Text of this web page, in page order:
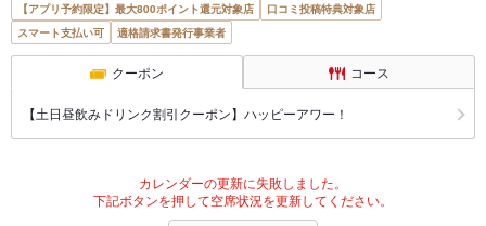
【アプリ予約限定】最大800ポイント還元対象店
口コミ投稿特典対象店
スマート支払い可
適格請求書発行事業者
クーポン コース
【土日昼飲みドリンク割引クーポン】ハッピーアワー！
カレンダーの更新に失敗しました。
下記ボタンを押して空席状況を更新してください。